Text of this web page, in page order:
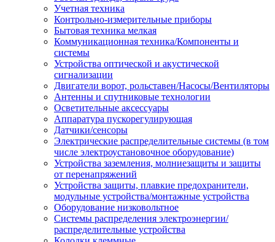
Учетная техника
Контрольно-измерительные приборы
Бытовая техника мелкая
Коммуникационная техника/Компоненты и
системы
Устройства оптической и акустической
сигнализации
Двигатели ворот, рольставен/Насосы/Вентиляторы
Антенны и спутниковые технологии
Осветительные аксессуары
Аппаратура пускорегулирующая
Датчики/сенсоры
Электрические распределительные системы (в том
числе электроустановочное оборудование)
Устройства заземления, молниезащиты и защиты
от перенапряжений
Устройства защиты, плавкие предохранители,
модульные устройства/монтажные устройства
Оборудование низковольтное
Системы распределения электроэнергии/
распределительные устройства